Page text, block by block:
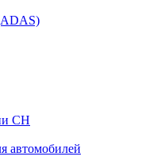
CH
автомобилей